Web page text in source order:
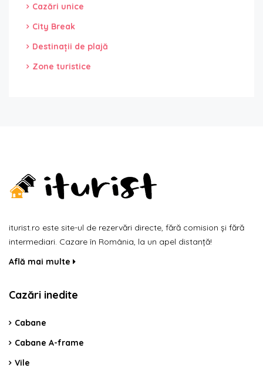
Cazări unice
City Break
Destinații de plajă
Zone turistice
iturist.ro este site-ul de rezervări directe, fără comision și fără
intermediari. Cazare în România, la un apel distanță!
Află mai multe
Cazări inedite
Cabane
Cabane A-frame
Vile